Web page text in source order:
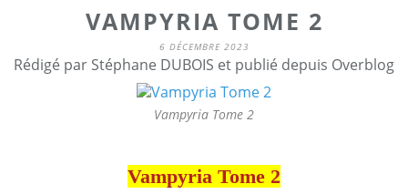
VAMPYRIA TOME 2
6 DÉCEMBRE 2023
Rédigé par Stéphane DUBOIS et publié depuis Overblog
Vampyria Tome 2
Vampyria Tome 2